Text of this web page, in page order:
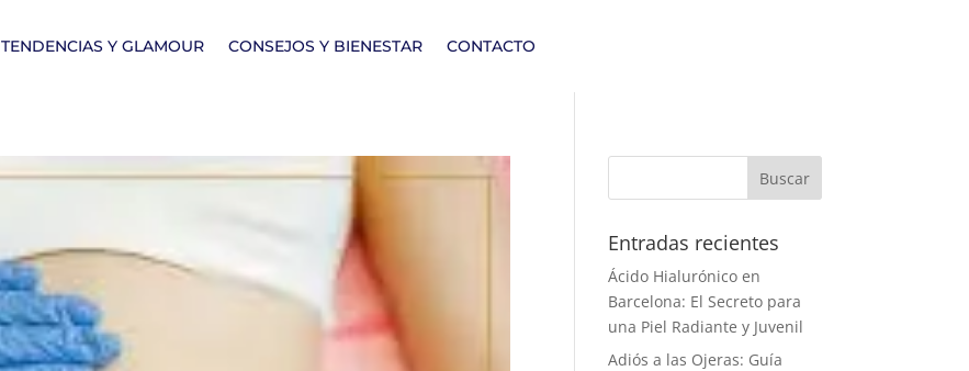
TENDENCIAS Y GLAMOUR CONSEJOS Y BIENESTAR CONTACTO
Entradas recientes
Ácido Hialurónico en
Barcelona: El Secreto para
una Piel Radiante y Juvenil
Adiós a las Ojeras: Guía